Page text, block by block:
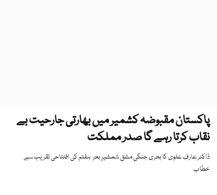
پاکستان مقبوضہ کشمیر میں بھارتی جارحیت بے
نقاب کرتا رہے گا صدر مملکت
ڈاکٹر عارف علوی کا بحری جنگی مشق شمشیرِ بحر ہفتم کی افتتاحی تقریب سے
خطاب